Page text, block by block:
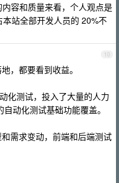
容和质量来看，个人观点是
站全部开发人员的 20%不
10
，都要看到收益。
化测试，投入了大量的人力
动化测试基础功能覆盖。
需求变动，前端和后端测试